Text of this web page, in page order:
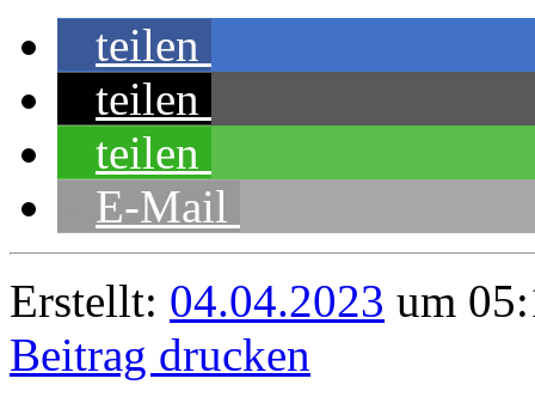
teilen
teilen
teilen
E-Mail
Erstellt: 04.04.2023 um
Beitrag drucken